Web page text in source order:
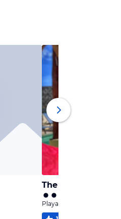
The Palm at Playa
Playa del Carmen /